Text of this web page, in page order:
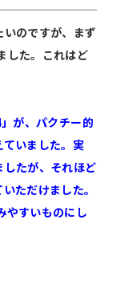
いのですが、まず
した。これはど
が、パクチー的
ていました。実
したが、それほど
ただけました。
やすいものにし